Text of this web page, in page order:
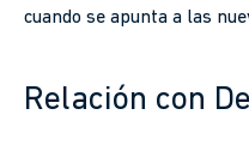
cuando se apunta a las
Relación con